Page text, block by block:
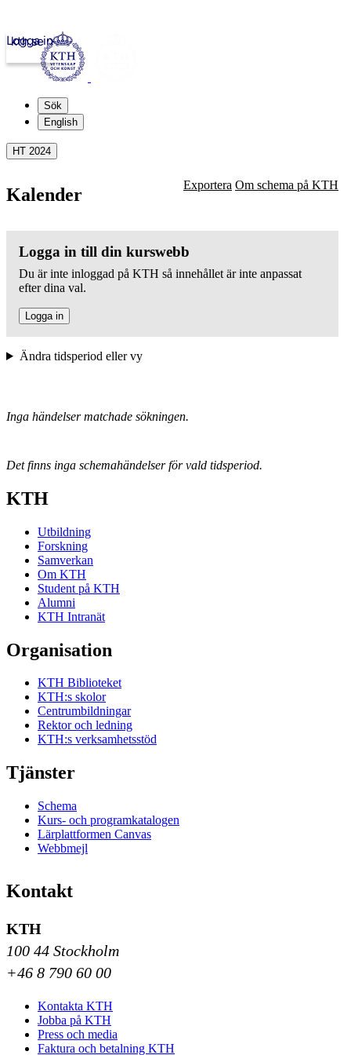
kth.se
Logga in
Sök
English
HT 2024
Kalender Exportera Om schema på KTH
Logga in till din kurswebb
Du är inte inloggad på KTH så innehållet är inte anpassat
efter dina val.
Logga in
Ändra tidsperiod eller vy
Inga händelser matchade sökningen.
Det finns inga schemahändelser för vald tidsperiod.
KTH
Utbildning
Forskning
Samverkan
Om KTH
Student på KTH
Alumni
KTH Intranät
Organisation
KTH Biblioteket
KTH:s skolor
Centrumbildningar
Rektor och ledning
KTH:s verksamhetsstöd
Tjänster
Schema
Kurs- och programkatalogen
Lärplattformen Canvas
Webbmejl
Kontakt
KTH
100 44 Stockholm
+46 8 790 60 00
Kontakta KTH
Jobba på KTH
Press och media
Faktura och betalning KTH